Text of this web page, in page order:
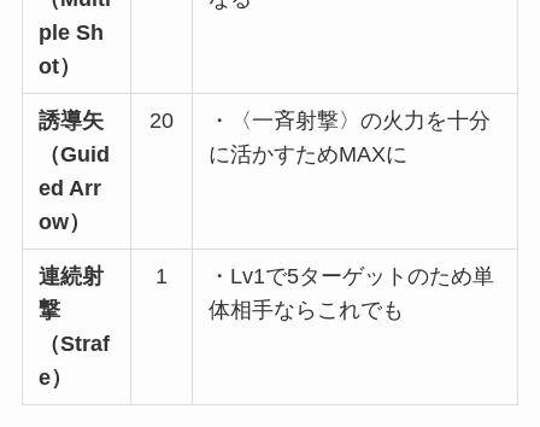
ple Sh
ot）
誘導矢
（Guid
ed Arr
ow）
20
・〈一斉射撃〉の火力を十分
に活かすためMAXに
連続射
撃
（Straf
e）
1
・Lv1で5ターゲットのため単
体相手ならこれでも